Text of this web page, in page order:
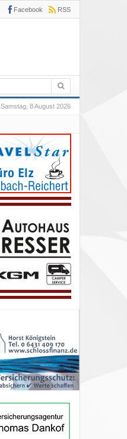
Facebook RSS
Samstag, 8 August 2026